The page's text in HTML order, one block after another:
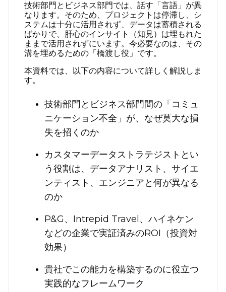
技術部門とビジネス部門では、話す「言語」が異
なります。そのため、プロジェクトは停滞し、シ
ステムは十分に活用されず、データは蓄積される
ばかりで、肝心のインサイト（知見）は埋もれた
ままで活用されずにいます。今必要なのは、その
溝を埋めるための「橋渡し役」です。
本資料では、以下の内容について詳しく解説しま
す。
技術部門とビジネス部門間の「コミュ
ニケーション不全」が、なぜ莫大な損
失を招くのか
カスタマーデータストラテジストとい
う役割は、データアナリスト、サイエ
ンティスト、エンジニアと何が異なる
のか
P&G、Intrepid Travel、ハイネケン
などの企業で実証済みのROI（投資対
効果）
貴社でこの能力を構築するのに役立つ
実践的なフレームワーク